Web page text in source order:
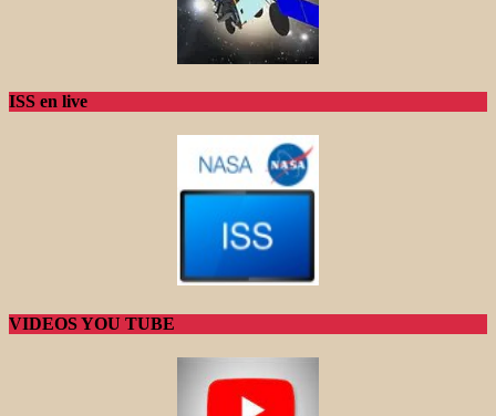
ISS en live
VIDEOS YOU TUBE